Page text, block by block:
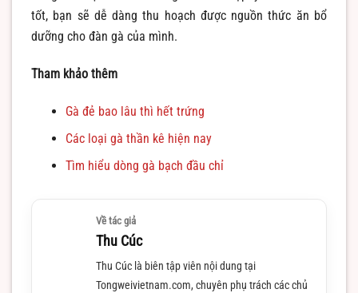
tốt, bạn sẽ dễ dàng thu hoạch được nguồn thức ăn bổ
dưỡng cho đàn gà của mình.
Tham khảo thêm
Gà đẻ bao lâu thì hết trứng
Các loại gà thần kê hiện nay
Tìm hiểu dòng gà bạch đầu chỉ
Về tác giả
Thu Cúc
Thu Cúc là biên tập viên nội dung tại
Tongweivietnam.com, chuyên phụ trách các chủ